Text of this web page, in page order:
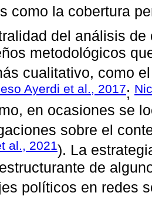
como la cobertura
del análisis
metodológicos
cualitativo, como
Ayerdi et al., 2017;
en ocasiones se
sobre el
al., 2021). La
de
políticos en redes